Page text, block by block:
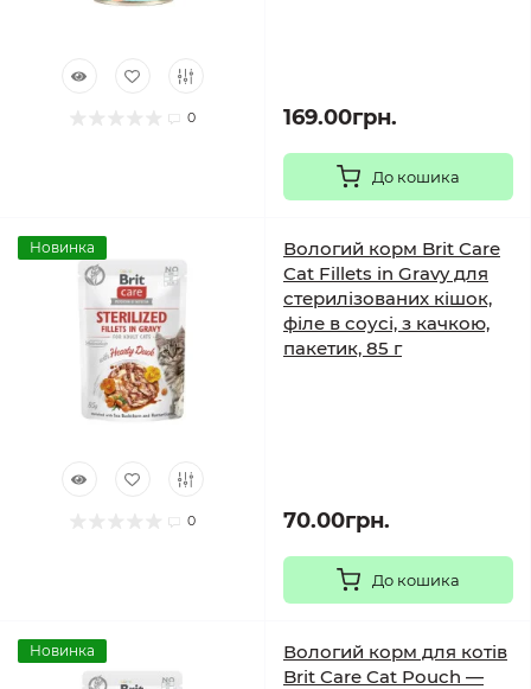
0 169.00грн.
До кошика
Новинка
0
Вологий корм Brit Care
Cat Fillets in Gravy для
стерилізованих кішок,
філе в соусі, з качкою,
пакетик, 85 г
70.00грн.
До кошика
Новинка
Вологий корм для котів
Brit Care Cat Pouch —